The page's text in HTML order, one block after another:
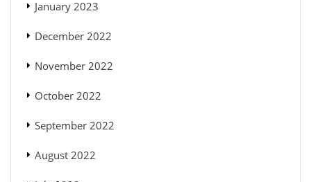
January 2023
December 2022
November 2022
October 2022
September 2022
August 2022